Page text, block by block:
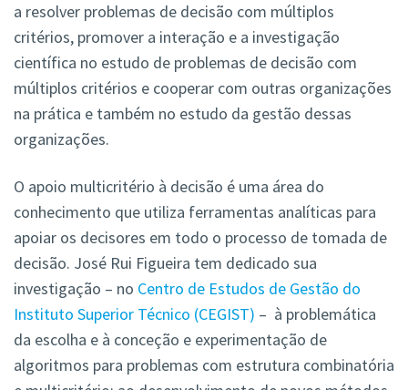
a resolver problemas de decisão com múltiplos
critérios, promover a interação e a investigação
científica no estudo de problemas de decisão com
múltiplos critérios e cooperar com outras organizações
na prática e também no estudo da gestão dessas
organizações.
O apoio multicritério à decisão é uma área do
conhecimento que utiliza ferramentas analíticas para
apoiar os decisores em todo o processo de tomada de
decisão. José Rui Figueira tem dedicado sua
investigação – no Centro de Estudos de Gestão do
Instituto Superior Técnico (CEGIST) – à problemática
da escolha e à conceção e experimentação de
algoritmos para problemas com estrutura combinatória